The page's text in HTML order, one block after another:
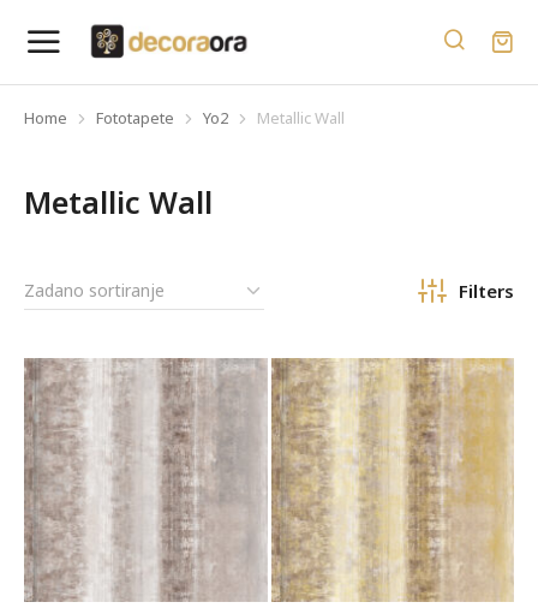
You are here:
Home Fototapete Yo2 Metallic Wall
Metallic Wall
Filters